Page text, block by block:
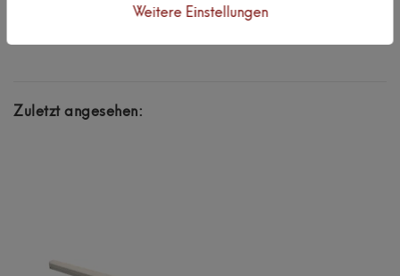
Zuletzt angesehen:
Weitere Einstellungen